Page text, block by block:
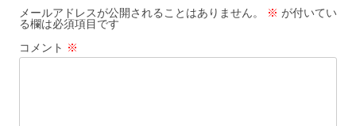
ー
シ
ョ
メールアドレスが公開されることはありません。 ※ が付いてい
る欄は必須項目です
コメント ※